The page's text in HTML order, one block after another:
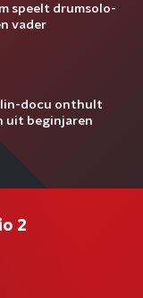
speelt drumsolo-
vader
docu onthult
uit beginjaren
2